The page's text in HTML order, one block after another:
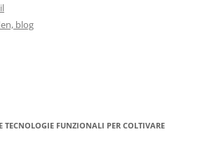
blog
TECNOLOGIE FUNZIONALI PER COLTIVARE